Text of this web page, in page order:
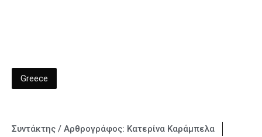
Greece
Συντάκτης / Αρθρογράφος: Κατερίνα Καράμπελα